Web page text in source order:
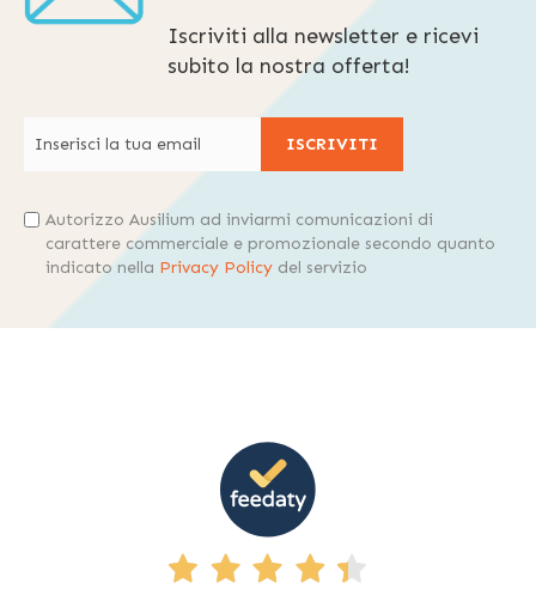
Iscriviti alla newsletter e ricevi
subito la nostra offerta!
ISCRIVITI
Autorizzo Ausilium ad inviarmi comunicazioni di
carattere commerciale e promozionale secondo quanto
indicato nella Privacy Policy del servizio